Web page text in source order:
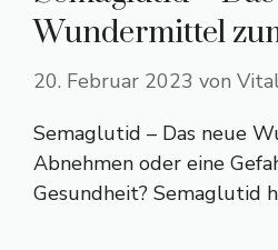
Wundermittel
20. Februar 2023 von
Semaglutid – Das neue
Abnehmen oder eine
Gesundheit? Semaglutid